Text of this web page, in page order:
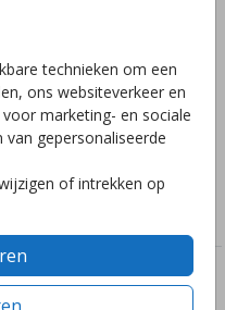
technieken om een
ons websiteverkeer en
marketing- en sociale
gepersonaliseerde
of intrekken op
kindje is geboren met
walvis. Pas de kleuren
ook leuk